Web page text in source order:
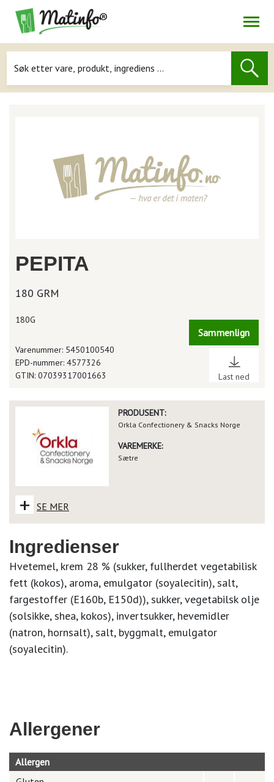
Navigasjon
PEPITA
180 GRM
180G
Sammenlign
Last ned
Varenummer: 5450100540
EPD-nummer: 4577326
GTIN: 07039317001663
PRODUSENT:
Orkla Confectionery & Snacks Norge
VAREMERKE:
Sætre
+ SE MER
Ingredienser
Hvetemel, krem 28 % (sukker, fullherdet vegetabilisk
fett (kokos), aroma, emulgator (soyalecitin), salt,
fargestoffer (E160b, E150d)), sukker, vegetabilsk olje
(solsikke, shea, kokos), invertsukker, hevemidler
(natron, hornsalt), salt, byggmalt, emulgator
(soyalecitin).
Allergener
Allergen